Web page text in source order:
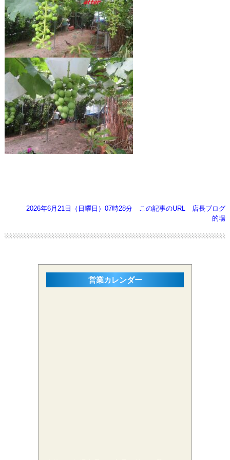
2026年6月21日（日曜日）07時28分 この記事のURL
店長ブログ
的場
営業カレンダー